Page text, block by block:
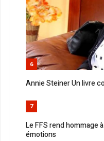
6
Annie Steiner Un livre
7
Le FFS rend hommage
émotions